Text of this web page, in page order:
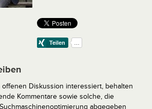
Diskussion interessiert, behalten
Kommentare sowie solche, die
abgegeben